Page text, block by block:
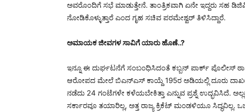
ಅವರೊಂದಿಗೆ ಸಭೆ ಮಾಡುತ್ತೇನೆ. ತಾಂತ್ರಿಕವಾಗಿ ಏನೇ ಇದ್ದರು ಸಹ
ನೋಡಿಕೊಳ್ಳುತ್ತಾರೆ ಎಂದ ಗೃಹ ಸಚಿವ ಪರಮೇಶ್ವರ್ ತಿಳಿಸಿದ್ದಾರೆ.
ಅಮಾಯಕ ಜೀವಗಳ ಸಾವಿಗೆ ಯಾರು ಹೊಣೆ..?
ಇನ್ನೂ ಈ ದುರ್ಘಟನೆಗೆ ಸಂಬಂಧಿಸಿದಂತೆ ಕಬ್ಬನ್ ಪಾರ್ಕ್ ಪೊಲೀಸ್
ಆರೋಪದ ಮೇಲೆ ಬಿಎನ್​ಎಸ್​​ ಕಾಯ್ದೆ 195ರ ಅಡಿಯಲ್ಲಿ ದೂರು
ನಡೆದು 24 ಗಂಟೆಗಳೇ ಕಳೆಯಬೇಕಿತ್ತಾ ಎನ್ನುವ ಪ್ರಶ್ನೆ ಉದ್ಭವಿಸಿದೆ.
ಸರ್ಕಾರವೂ ತಯಾರಿಲ್ಲ, ಅತ್ತ ರಾಜ್ಯ ಕ್ರಿಕೆಟ್ ಮಂಡಳಿಯೂ ಸಿದ್ಧವಿಲ್ಲ.